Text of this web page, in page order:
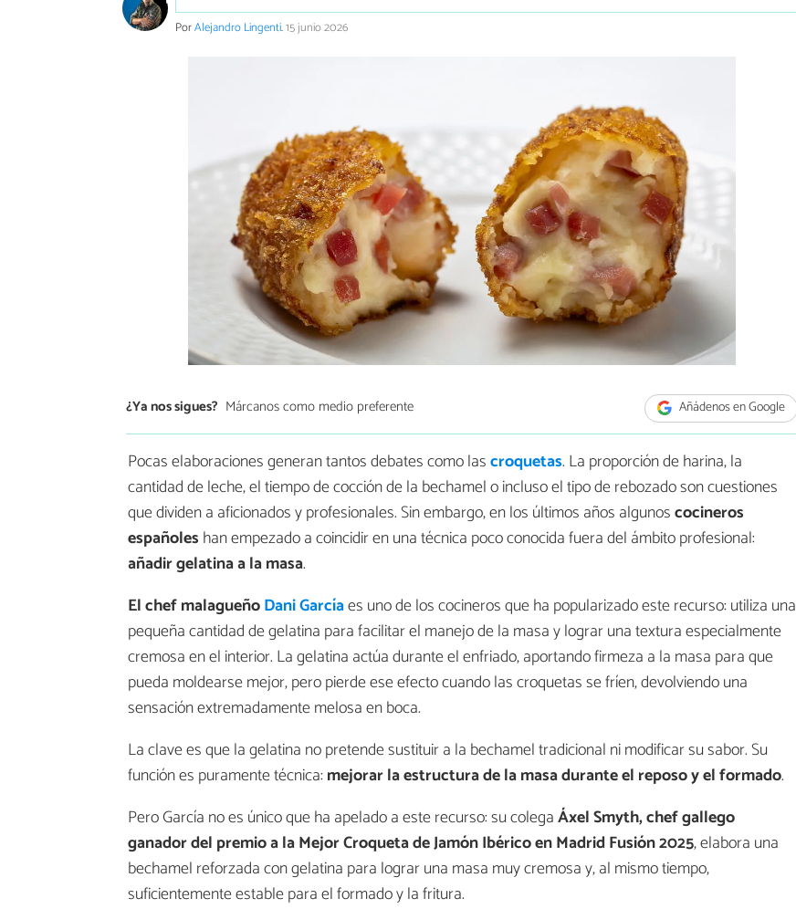
PorAlejandro Lingenti.15 junio 2026
¿Ya nos sigues? Márcanos como medio preferente Añádenos en Google
Pocas elaboraciones generan tantos debates como lascroquetas. La proporción de harina, la
cantidad de leche, el tiempo de cocción de la bechamel o incluso el tipo de rebozado son cuestiones
que dividen a aficionados y profesionales. Sin embargo, en los últimos años algunoscocineros
españoles han empezado a coincidir en una técnica poco conocida fuera del ámbito profesional:
añadir gelatina a la masa.
El chef malagueñoDani Garcíaes uno de los cocineros que ha popularizado este recurso: utiliza una
pequeña cantidad de gelatina para facilitar el manejo de la masa y lograr una textura especialmente
cremosa en el interior. La gelatina actúa durante el enfriado, aportando firmeza a la masa para que
pueda moldearse mejor, pero pierde ese efecto cuando las croquetas se fríen, devolviendo una
sensación extremadamente melosa en boca.
La clave es que la gelatina no pretende sustituir a la bechamel tradicional ni modificar su sabor. Su
función es puramente técnica:mejorar la estructura de la masa durante el reposo y el formado.
Pero García no es único que ha apelado a este recurso: su colegaÁxel Smyth, chef gallego
ganador del premio a la Mejor Croqueta de Jamón Ibérico en Madrid Fusión 2025, elabora una
bechamel reforzada con gelatina para lograr una masa muy cremosa y, al mismo tiempo,
suficientemente estable para el formado y la fritura.